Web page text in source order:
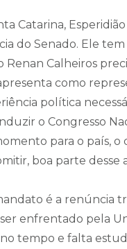
Catarina,
do Senado. Ele
Calheiros
como
política
o Congresso
para o país, o
boa parte
é a renúncia
enfrentado pela
tempo e falta